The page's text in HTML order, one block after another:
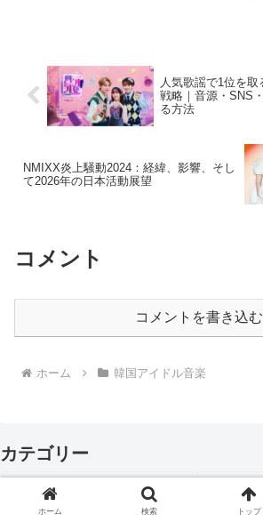
人気歌謡で1位を
戦略｜音源・SNS
る方法
NMIXX炎上騒動2024：経緯、影響、そし
て2026年の日本活動展望
コメント
コメントを書き込む
ホーム 韓国アイドル音楽
カテゴリー
韓国アイドルの学歴まとめ 韓
ホーム 検索 トップ